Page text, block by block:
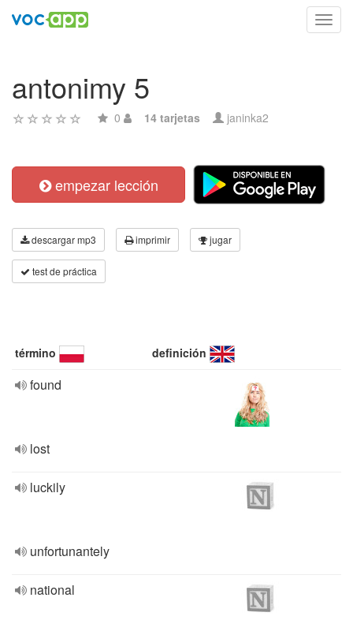
antonimy 5
0 14 tarjetas janinka2
empezar lección
descargar mp3 imprimir jugar
test de práctica
término definición
found
lost
luckily
unfortunantely
national